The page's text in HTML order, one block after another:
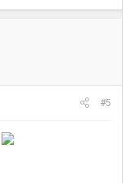
#5